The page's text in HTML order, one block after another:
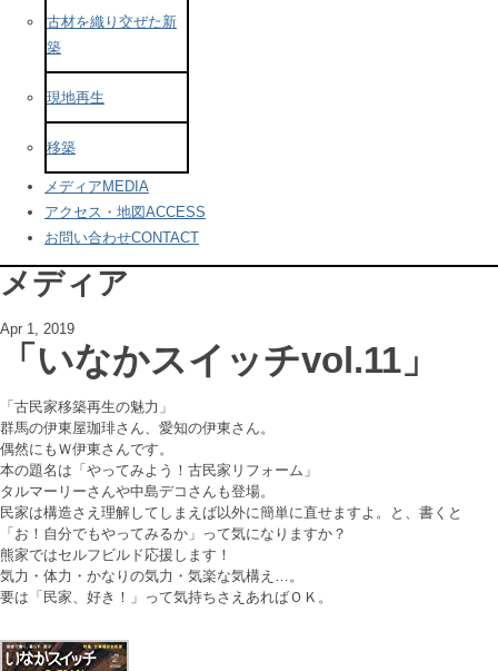
古材を織り交ぜた新
築
現地再生
移築
メディアMEDIA
アクセス・地図ACCESS
お問い合わせCONTACT
メディア
Apr 1, 2019
「いなかスイッチvol.11」
「古民家移築再生の魅力」
群馬の伊東屋珈琲さん、愛知の伊東さん。
偶然にもＷ伊東さんです。
本の題名は「やってみよう！古民家リフォーム」
タルマーリーさんや中島デコさんも登場。
民家は構造さえ理解してしまえば以外に簡単に直せますよ。と、書くと
「お！自分でもやってみるか」って気になりますか？
熊家ではセルフビルド応援します！
気力・体力・かなりの気力・気楽な気構え…。
要は「民家、好き！」って気持ちさえあればＯＫ。